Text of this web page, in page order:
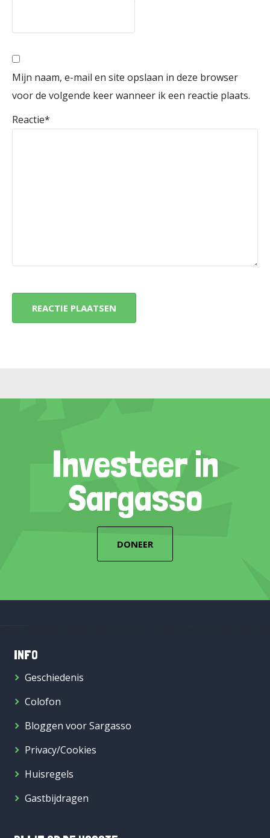
Mijn naam, e-mail en site opslaan in deze browser
voor de volgende keer wanneer ik een reactie plaats.
Reactie*
Investeer in
Sargasso
DONEER
INFO
Geschiedenis
Colofon
Bloggen voor Sargasso
Privacy/Cookies
Huisregels
Gastbijdragen